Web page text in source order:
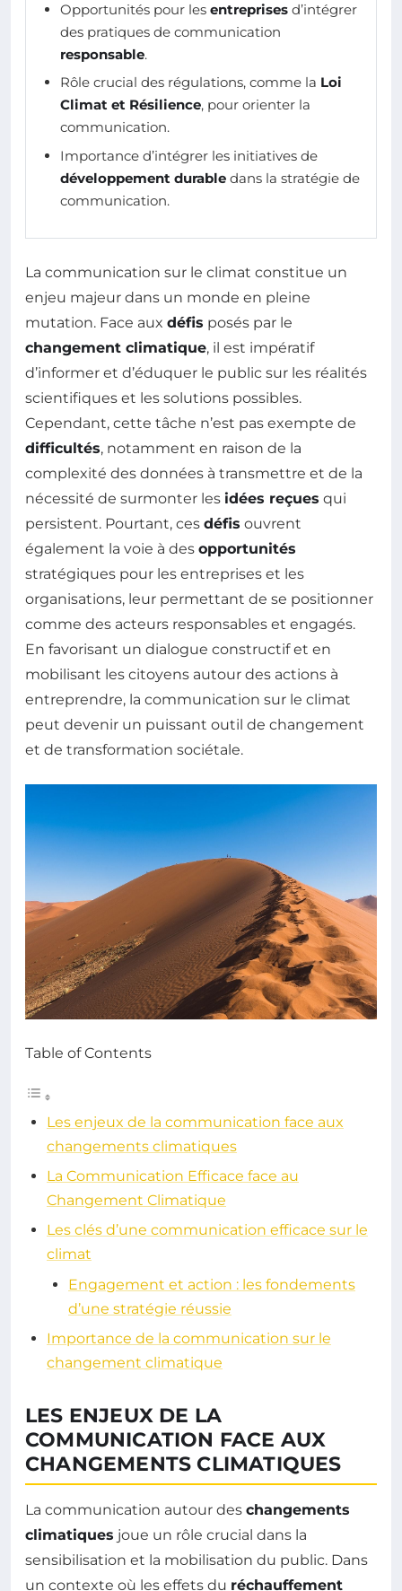
Opportunités pour les entreprises d’intégrer
des pratiques de communication
responsable.
Rôle crucial des régulations, comme la Loi
Climat et Résilience, pour orienter la
communication.
Importance d’intégrer les initiatives de
développement durable dans la stratégie de
communication.
La communication sur le climat constitue un
enjeu majeur dans un monde en pleine
mutation. Face aux défis posés par le
changement climatique, il est impératif
d’informer et d’éduquer le public sur les réalités
scientifiques et les solutions possibles.
Cependant, cette tâche n’est pas exempte de
difficultés, notamment en raison de la
complexité des données à transmettre et de la
nécessité de surmonter les idées reçues qui
persistent. Pourtant, ces défis ouvrent
également la voie à des opportunités
stratégiques pour les entreprises et les
organisations, leur permettant de se positionner
comme des acteurs responsables et engagés.
En favorisant un dialogue constructif et en
mobilisant les citoyens autour des actions à
entreprendre, la communication sur le climat
peut devenir un puissant outil de changement
et de transformation sociétale.
Table of Contents
Les enjeux de la communication face aux
changements climatiques
La Communication Efficace face au
Changement Climatique
Les clés d’une communication efficace sur le
climat
Engagement et action : les fondements
d’une stratégie réussie
Importance de la communication sur le
changement climatique
LES ENJEUX DE LA
COMMUNICATION FACE AUX
CHANGEMENTS CLIMATIQUES
La communication autour des changements
climatiques joue un rôle crucial dans la
sensibilisation et la mobilisation du public. Dans
un contexte où les effets du réchauffement